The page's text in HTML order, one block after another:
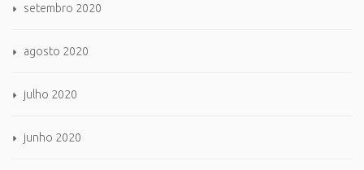
setembro 2020
agosto 2020
julho 2020
junho 2020